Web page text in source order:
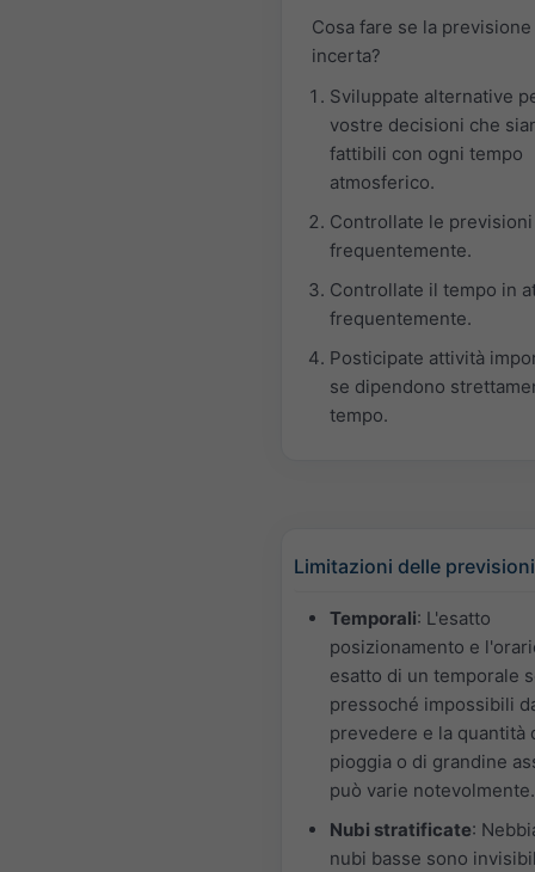
Cosa fare se la previsione
incerta?
Sviluppate alternative
vostre decisioni che
fattibili con ogni tempo
atmosferico.
Controllate le
frequentemente.
Controllate il tempo in
frequentemente.
Posticipate attività
se dipendono
tempo.
Limitazioni delle previsioni
Temporali: L'esatto
posizionamento e
esatto di un temporale
pressoché impossibili
prevedere e la quantità
pioggia o di grandine
può varie notevolmente.
Nubi stratificate:
nubi basse sono